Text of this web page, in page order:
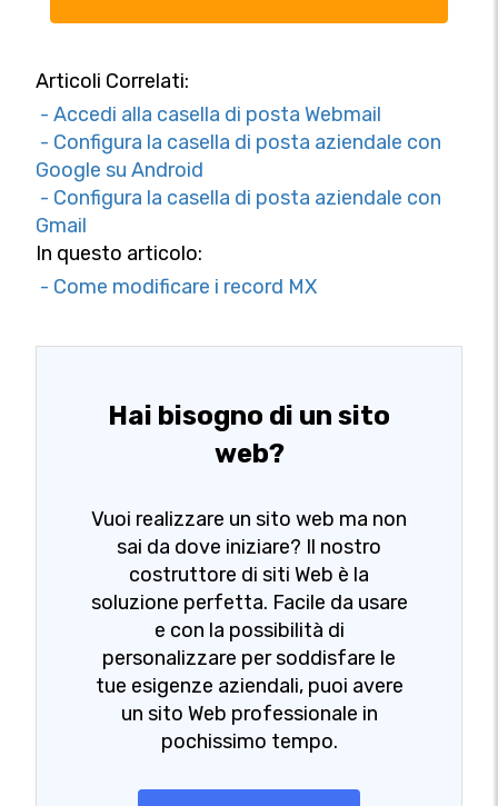
Articoli Correlati:
- Accedi alla casella di posta Webmail
- Configura la casella di posta aziendale con
Google su Android
- Configura la casella di posta aziendale con
Gmail
In questo articolo:
- Come modificare i record MX
Hai bisogno di un sito
web?
Vuoi realizzare un sito web ma non
sai da dove iniziare? Il nostro
costruttore di siti Web è la
soluzione perfetta. Facile da usare
e con la possibilità di
personalizzare per soddisfare le
tue esigenze aziendali, puoi avere
un sito Web professionale in
pochissimo tempo.